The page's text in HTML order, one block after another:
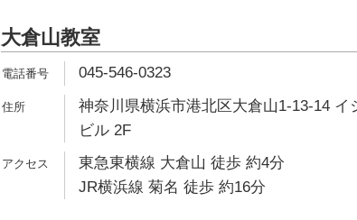
大倉山教室
045-546-0323
神奈川県横浜市港北区大倉山1-13-14 イ
ビル 2F
東急東横線 大倉山 徒歩 約4分
JR横浜線 菊名 徒歩 約16分